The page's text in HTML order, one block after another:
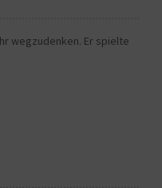
wegzudenken. Er spielte